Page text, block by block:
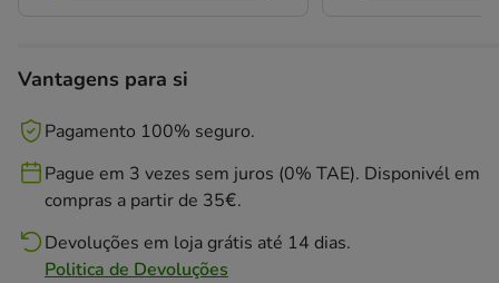
Vantagens para si
Pagamento 100% seguro.
Pague em 3 vezes sem juros (0% TAE). Disponivél em
compras a partir de 35€.
Devoluções em loja grátis até 14 dias.
Politica de Devoluções